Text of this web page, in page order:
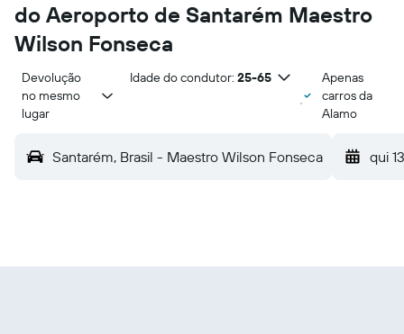
do Aeroporto de Santarém Maestro
Wilson Fonseca
Devolução
no mesmo
lugar
Idade do condutor: 25-65
Apenas
carros da
Alamo
Santarém, Brasil - Maestro Wilson Fonseca qui